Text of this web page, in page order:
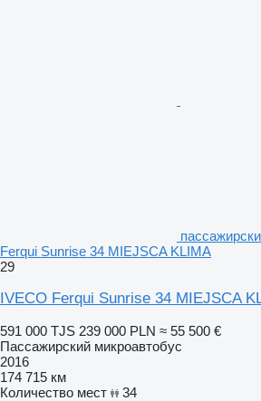
Ferqui Sunrise 34 MIEJSCA KLIMA
29
IVECO Ferqui Sunrise 34 MIEJSCA
591 000 TJS 239 000 PLN ≈ 55 500 €
Пассажирский микроавтобус
2016
174 715 км
Количество мест
34